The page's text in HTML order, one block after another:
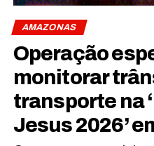
AMAZONAS
Operação
monitorar
transporte na
Jesus 2026’